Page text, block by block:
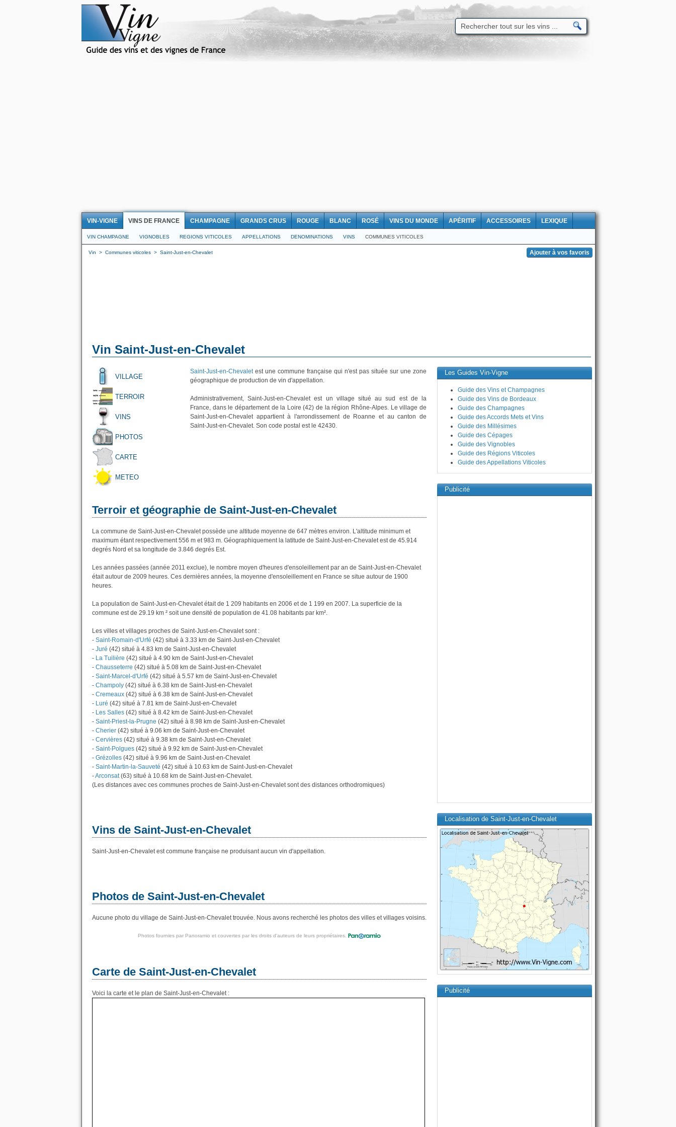
VIN-VIGNE VINS DE FRANCE CHAMPAGNE GRANDS CRUS ROUGE BLANC ROSÉ VINS DU MONDE APÉRITIF ACCESSOIRES LEXIQUE
VIN CHAMPAGNE VIGNOBLES REGIONS VITICOLES APPELLATIONS DENOMINATIONS VINS COMMUNES VITICOLES
Vin > Communes viticoles > Saint-Just-en-Chevalet
Vin Saint-Just-en-Chevalet
VILLAGE
TERROIR
VINS
PHOTOS
CARTE
METEO
Saint-Just-en-Chevaletest une commune française qui n'est pas située sur une zone
géographique de production de vin d'appellation.
Administrativement, Saint-Just-en-Chevalet est un village situé au sud est de la
France, dans le département de la Loire (42) de la région Rhône-Alpes. Le village de
Saint-Just-en-Chevalet appartient à l'arrondissement de Roanne et au canton de
Saint-Just-en-Chevalet. Son code postal est le 42430.
Terroir et géographie de Saint-Just-en-Chevalet
La commune de Saint-Just-en-Chevalet possède une altitude moyenne de 647 mètres environ. L'altitude minimum et
maximum étant respectivement 556 m et 983 m. Géographiquement la latitude de Saint-Just-en-Chevalet est de 45.914
degrés Nord et sa longitude de 3.846 degrés Est.
Les années passées (année 2011 exclue), le nombre moyen d'heures d'ensoleillement par an de Saint-Just-en-Chevalet
était autour de 2009 heures. Ces dernières années, la moyenne d'ensoleillement en France se situe autour de 1900
heures.
La population de Saint-Just-en-Chevalet était de 1 209 habitants en 2006 et de 1 199 en 2007. La superficie de la
commune est de 29.19 km ² soit une densité de population de 41.08 habitants par km².
Les villes et villages proches de Saint-Just-en-Chevalet sont :
- Saint-Romain-d'Urfé (42) situé à 3.33 km de Saint-Just-en-Chevalet
- Juré (42) situé à 4.83 km de Saint-Just-en-Chevalet
- La Tuilière (42) situé à 4.90 km de Saint-Just-en-Chevalet
- Chausseterre (42) situé à 5.08 km de Saint-Just-en-Chevalet
- Saint-Marcel-d'Urfé (42) situé à 5.57 km de Saint-Just-en-Chevalet
- Champoly (42) situé à 6.38 km de Saint-Just-en-Chevalet
- Cremeaux (42) situé à 6.38 km de Saint-Just-en-Chevalet
- Luré (42) situé à 7.81 km de Saint-Just-en-Chevalet
- Les Salles (42) situé à 8.42 km de Saint-Just-en-Chevalet
- Saint-Priest-la-Prugne (42) situé à 8.98 km de Saint-Just-en-Chevalet
- Cherier (42) situé à 9.06 km de Saint-Just-en-Chevalet
- Cervières (42) situé à 9.38 km de Saint-Just-en-Chevalet
- Saint-Polgues (42) situé à 9.92 km de Saint-Just-en-Chevalet
- Grézolles (42) situé à 9.96 km de Saint-Just-en-Chevalet
- Saint-Martin-la-Sauveté (42) situé à 10.63 km de Saint-Just-en-Chevalet
-Arconsat(63) situé à 10.68 km de Saint-Just-en-Chevalet.
(Les distances avec ces communes proches de Saint-Just-en-Chevalet sont des distances orthodromiques)
Vins de Saint-Just-en-Chevalet
Saint-Just-en-Chevalet est commune française ne produisant aucun vin d'appellation.
Photos de Saint-Just-en-Chevalet
Aucune photo du village de Saint-Just-en-Chevalet trouvée. Nous avons recherché les photos des villes et villages voisins.
Photos fournies par Panoramio et couvertes par les droits d'auteurs de leurs propriétaires.
Carte de Saint-Just-en-Chevalet
Voici la carte et le plan de Saint-Just-en-Chevalet :
Les Guides Vin-Vigne
Guide des Vins et Champagnes
Guide des Vins de Bordeaux
Guide des Champagnes
Guide des Accords Mets et Vins
Guide des Millésimes
Guide des Cépages
Guide des Vignobles
Guide des Régions Viticoles
Guide des Appellations Viticoles
Publicité
Localisation de Saint-Just-en-Chevalet
Publicité